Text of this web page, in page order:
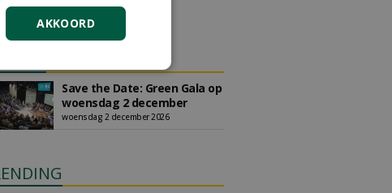
een gratis advertentie
Save the Date: Green Gala op
woensdag 2 december
woensdag 2 december 2026
AKKOORD